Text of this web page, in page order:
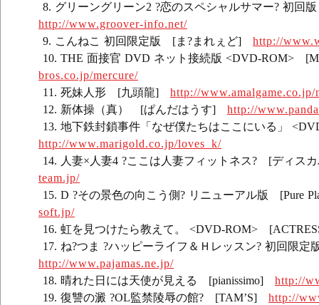
グリーングリーン2 ?恋のスペシャルサマー? 初
http://www.groover-info.net/
こんねこ 初回限定版 [ま?まれぇど] http://
THE 面接官 DVD ネット接続版 <DVD-ROM>
bros.co.jp/mercure/
死妹人形 [九頭龍] http://www.amalgame.co.jp/
新体操（真） [ぱんだはうす] http://
地下鉄封鎖事件「なぜ僕たちはここにいる」
http://www.marigold.co.jp/loves_k/
人妻×人妻4 ?ここは人妻フィットネス? [ディス
team.jp/
D ?その景色の向こう側? リニューアル版 [Pure
soft.jp/
虹を見つけたら教えて。 <DVD-ROM>
ね?つま ?ハッピーライフ＆Ｈレッスン? 初回限
http://www.pajamas.ne.jp/
晴れた日には天使が見える [pianissimo] http://
復讐の澱 ?OL監禁陵辱の館? [TAM’S] http://